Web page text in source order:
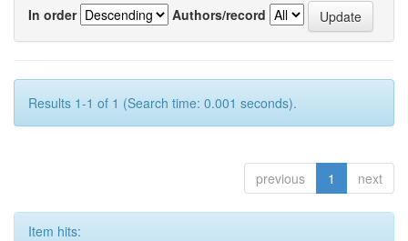
In order
Authors/record
Results 1-1 of 1 (Search time: 0.001 seconds).
previous 1 next
Item hits: